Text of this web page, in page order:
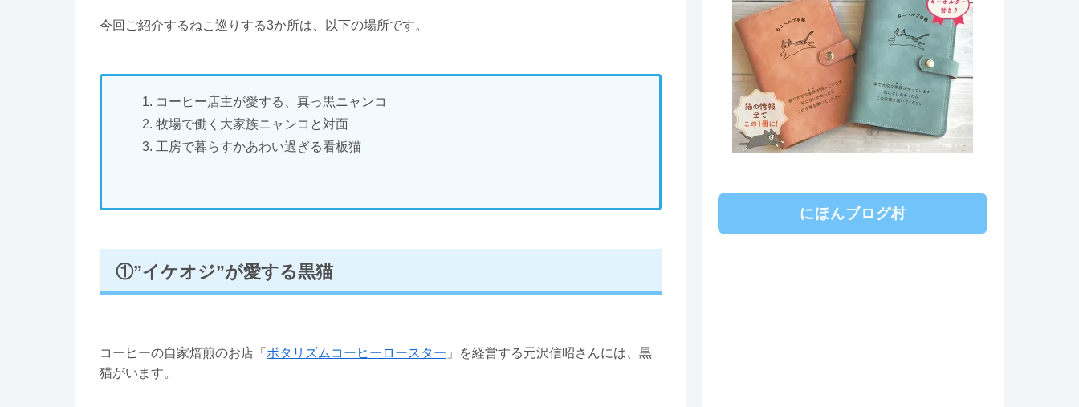
今回ご紹介するねこ巡りする3か所は、以下の場所です。
コーヒー店主が愛する、真っ黒ニャンコ
牧場で働く大家族ニャンコと対面
工房で暮らすかあわい過ぎる看板猫
①”イケオジ”が愛する黒猫
コーヒーの自家焙煎のお店「 ボタリズムコーヒーロースター 」を経営する元沢信昭さんには、黒
猫がいます。
にほんブログ村